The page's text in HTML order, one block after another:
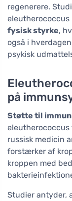
regenerere.
eleutherococcus
fysisk styrke,
også i
psykisk
på
Støtte til
eleutherococcus
russisk medicin
forstærker af
kroppen med
Studier antyder,